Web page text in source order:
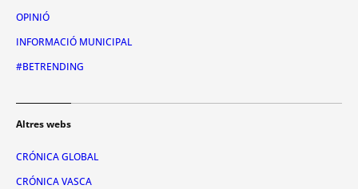
OPINIÓ
INFORMACIÓ MUNICIPAL
#BETRENDING
Altres webs
CRÓNICA GLOBAL
CRÓNICA VASCA